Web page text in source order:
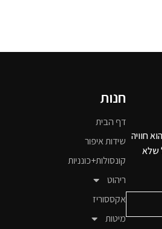
חוויה
שלא
חנות
דף הבית
שידות איפור
קונסולות+כונניות
ריהוט
אקססוריז
מיטות